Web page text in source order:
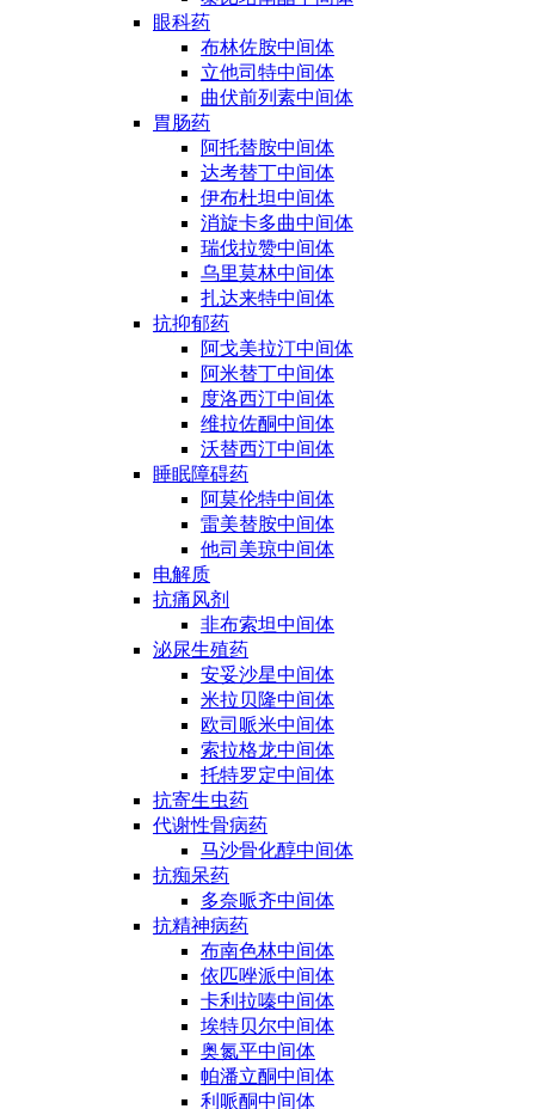
眼科药
布林佐胺中间体
立他司特中间体
曲伏前列素中间体
胃肠药
阿托替胺中间体
达考替丁中间体
伊布杜坦中间体
消旋卡多曲中间体
瑞伐拉赞中间体
乌里莫林中间体
扎达来特中间体
抗抑郁药
阿戈美拉汀中间体
阿米替丁中间体
度洛西汀中间体
维拉佐酮中间体
沃替西汀中间体
睡眠障碍药
阿莫伦特中间体
雷美替胺中间体
他司美琼中间体
电解质
抗痛风剂
非布索坦中间体
泌尿生殖药
安妥沙星中间体
米拉贝隆中间体
欧司哌米中间体
索拉格龙中间体
托特罗定中间体
抗寄生虫药
代谢性骨病药
马沙骨化醇中间体
抗痴呆药
多奈哌齐中间体
抗精神病药
布南色林中间体
依匹唑派中间体
卡利拉嗪中间体
埃特贝尔中间体
奥氮平中间体
帕潘立酮中间体
利哌酮中间体